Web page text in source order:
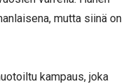
mutta siinä on
kampaus, joka